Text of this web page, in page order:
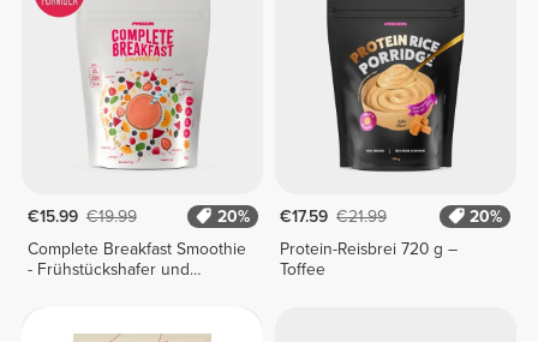
€15.99 €19.99
20%
Complete Breakfast Smoothie
- Frühstückshafer und
€17.59 €21.99
20%
Protein-Reisbrei 720 g –
Toffee